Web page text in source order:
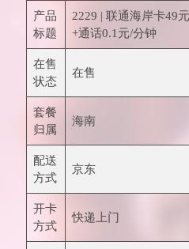
产品
标题
2229 | 联通海岸卡49
+通话0.1元/分钟
在售
状态
在售
套餐
归属
海南
配送
方式
京东
开卡
方式
快递上门